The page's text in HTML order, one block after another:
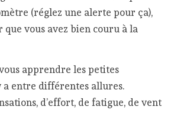
(réglez une alerte pour ça),
vous avez bien couru à la
apprendre les petites
a entre différentes allures.
d’effort, de fatigue, de vent